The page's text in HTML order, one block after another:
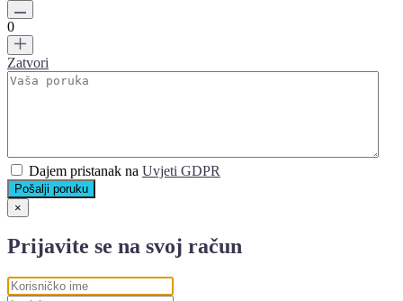
0
Zatvori
Dajem pristanak na Uvjeti GDPR
Pošalji poruku
×
Prijavite se na svoj račun